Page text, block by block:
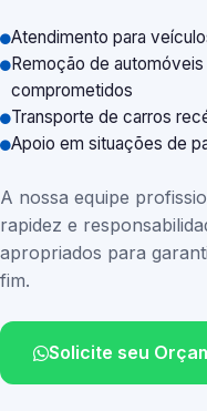
Atendimento para
Remoção de
comprometidos
Transporte de carros
Apoio em situações de
A nossa equipe
rapidez e
apropriados para
fim.
Solicite seu